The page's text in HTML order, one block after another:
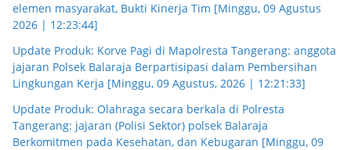
elemen masyarakat, Bukti Kinerja Tim [Minggu, 09 Agustus
2026 | 12:23:44]
Update Produk: Korve Pagi di Mapolresta Tangerang: anggota
jajaran Polsek Balaraja Berpartisipasi dalam Pembersihan
Lingkungan Kerja [Minggu, 09 Agustus, 2026 | 12:21:33]
Update Produk: Olahraga secara berkala di Polresta
Tangerang: jajaran (Polisi Sektor) polsek Balaraja
Berkomitmen pada Kesehatan, dan Kebugaran [Minggu, 09